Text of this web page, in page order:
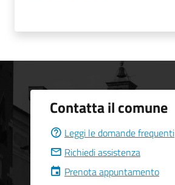
Contatta il comune
Leggi le domande frequenti
Richiedi assistenza
Prenota appuntamento